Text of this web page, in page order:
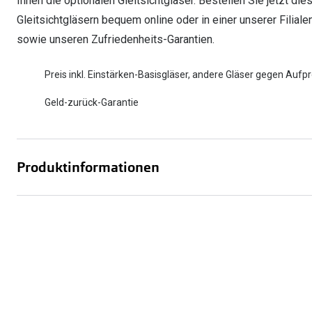
Gleitsichtgläsern bequem online oder in einer unserer
sowie unseren Zufriedenheits-Garantien.
Preis inkl. Einstärken-Basisgläser, andere Gläser gegen
Geld-zurück-Garantie
Produktinformationen